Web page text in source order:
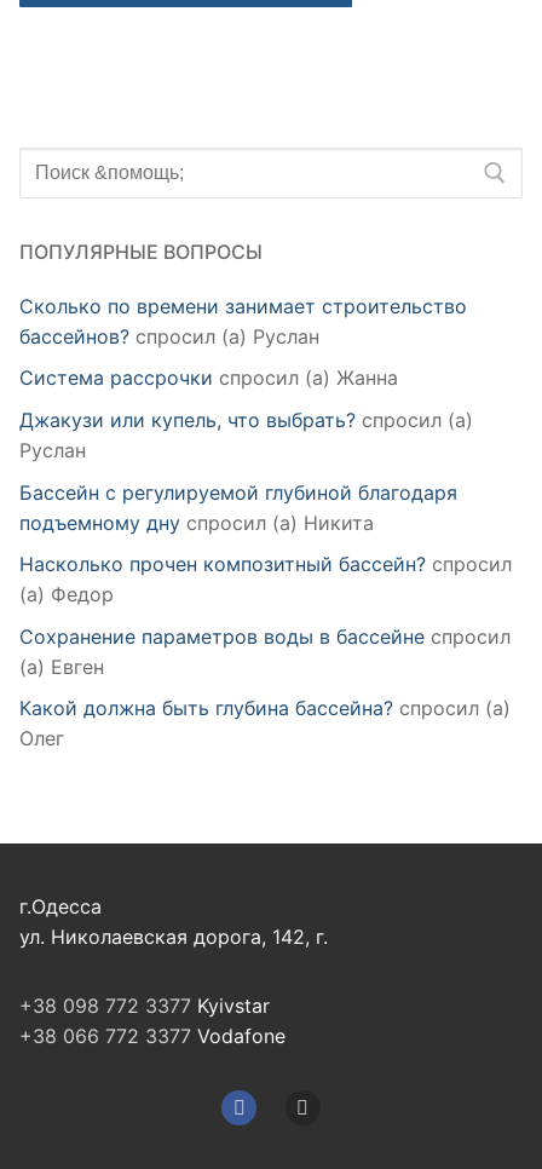
Искать:
ПОПУЛЯРНЫЕ ВОПРОСЫ
Сколько по времени занимает строительство
бассейнов? спросил (а) Руслан
Система рассрочки спросил (а) Жанна
Джакузи или купель, что выбрать? спросил (а)
Руслан
Бассейн с регулируемой глубиной благодаря
подъемному дну спросил (а) Никита
Насколько прочен композитный бассейн? спросил
(а) Федор
Сохранение параметров воды в бассейне спросил
(а) Евген
Какой должна быть глубина бассейна? спросил (а)
Олег
г.Одесса
ул. Николаевская дорога, 142, г.
+38 098 772 3377 Kyivstar
+38 066 772 3377 Vodafone